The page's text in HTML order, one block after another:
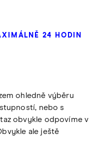
24 HODIN
ohledně výběru
nebo s
obvykle odpovíme v
ale ještě